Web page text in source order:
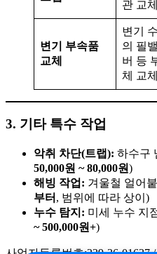
관 교체
변기 부속품
교체
변기
의 필
버 등
체 교체
3. 기타 특수 작업
악취 차단(트랩): 하수구
50,000원 ~ 80,000원)
해빙 작업: 겨울철 얼어
부터 , 범위에 따라 상이)
누수 탐지: 미세 누수 지
~ 500,000원+)